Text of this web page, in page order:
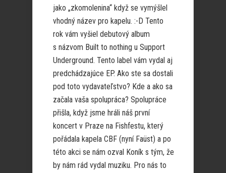
jako „zkomolenina“ když se vymýšlel
vhodný název pro kapelu. :-D Tento
rok vám vyšiel debutový album
s názvom Built to nothing u Support
Underground. Tento label vám vydal aj
predchádzajúce EP. Ako ste sa dostali
pod toto vydavateľstvo? Kde a ako sa
začala vaša spolupráca? Spolupráce
přišla, když jsme hráli náš první
koncert v Praze na Fishfestu, který
pořádala kapela CBF (nyní Faüst) a po
této akci se nám ozval Koník s tým, že
by nám rád vydal muziku. Pro nás to